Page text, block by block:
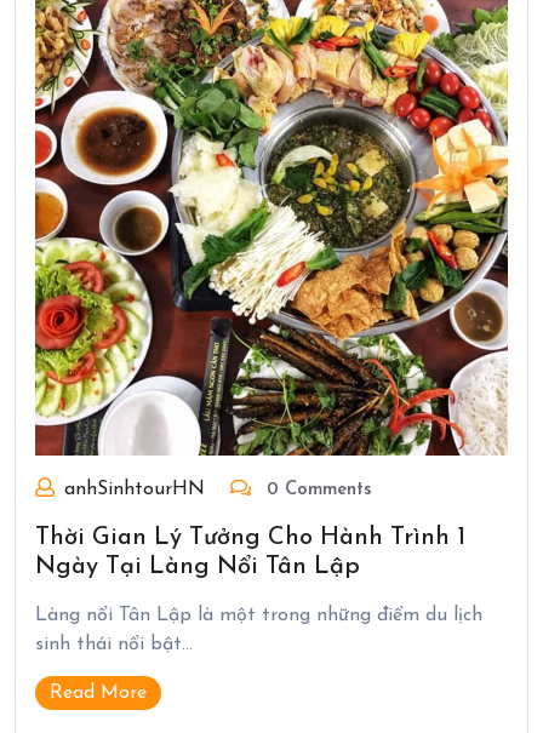
anhSinhtourHN 0 Comments
Thời Gian Lý Tưởng Cho Hành Trình 1
Ngày Tại Làng Nổi Tân Lập
Làng nổi Tân Lập là một trong những điểm du lịch
sinh thái nổi bật…
Read More